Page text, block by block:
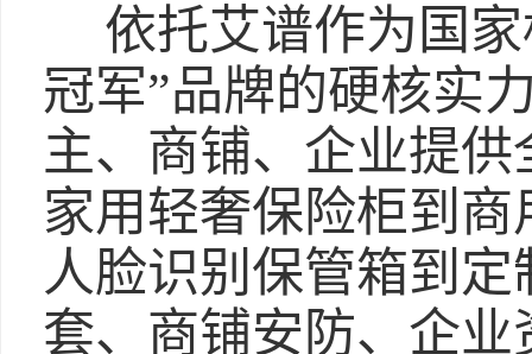
依托艾谱作为国
冠军”品牌的硬核实
主、商铺、企业提
家用轻奢保险柜到
人脸识别保管箱到
套、商铺安防、企